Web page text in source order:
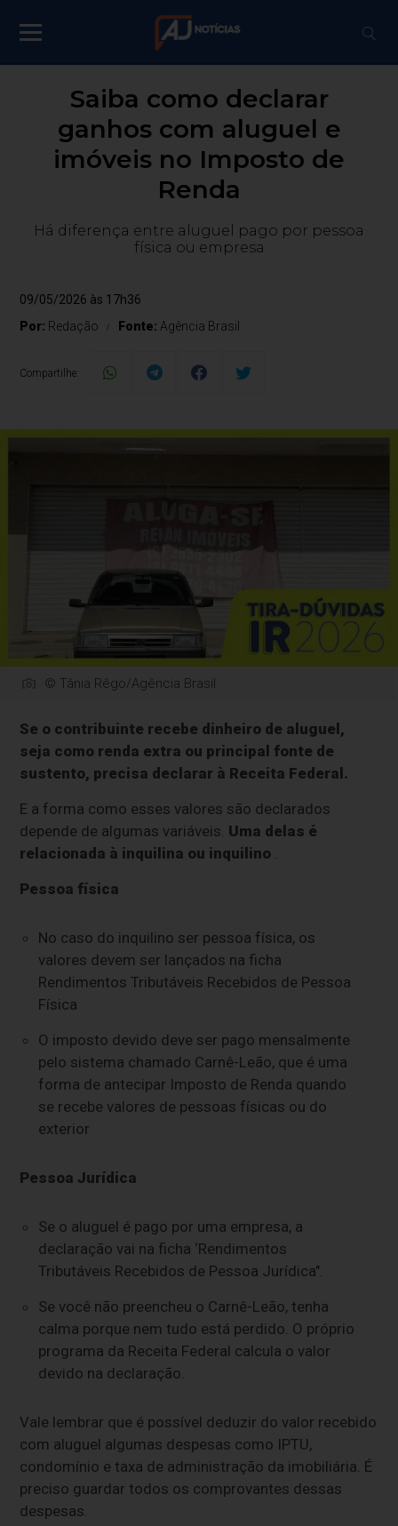
Saiba como declarar
ganhos com aluguel e
imóveis no Imposto de
Renda
Há diferença entre aluguel pago por pessoa
física ou empresa
09/05/2026 às 17h36
Por: Redação Fonte: Agência Brasil
Compartilhe:
© Tânia Rêgo/Agência Brasil
Se o contribuinte recebe dinheiro de aluguel,
seja como renda extra ou principal fonte de
sustento, precisa declarar à Receita Federal.
E a forma como esses valores são declarados
depende de algumas variáveis. Uma delas é
relacionada à inquilina ou inquilino .
Pessoa física
No caso do inquilino ser pessoa física, os
valores devem ser lançados na ficha
Rendimentos Tributáveis Recebidos de Pessoa
Física
O imposto devido deve ser pago mensalmente
pelo sistema chamado Carnê-Leão, que é uma
forma de antecipar Imposto de Renda quando
se recebe valores de pessoas físicas ou do
exterior
Pessoa Jurídica
Se o aluguel é pago por uma empresa, a
declaração vai na ficha ‘Rendimentos
Tributáveis Recebidos de Pessoa Jurídica".
Se você não preencheu o Carnê-Leão, tenha
calma porque nem tudo está perdido. O próprio
programa da Receita Federal calcula o valor
devido na declaração.
Vale lembrar que é possível deduzir do valor recebido
com aluguel algumas despesas como IPTU,
condomínio e taxa de administração da imobiliária. É
preciso guardar todos os comprovantes dessas
despesas.